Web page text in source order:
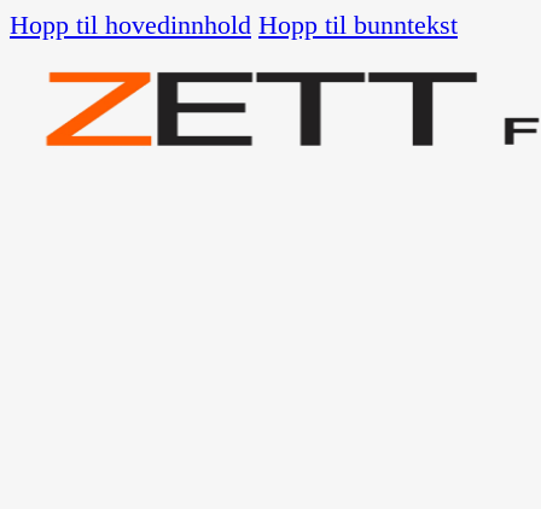
Hopp til hovedinnhold Hopp til bunntekst